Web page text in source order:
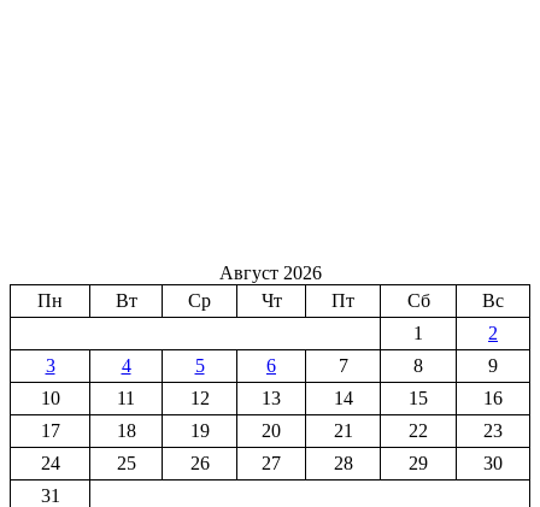
Август 2026
Пн
Вт Ср Чт Пт Сб
Вс
1
2
3
4 5 6 7 8
9
10
11 12 13 14 15
16
17
18 19 20 21 22
23
24
25 26 27 28 29
30
31